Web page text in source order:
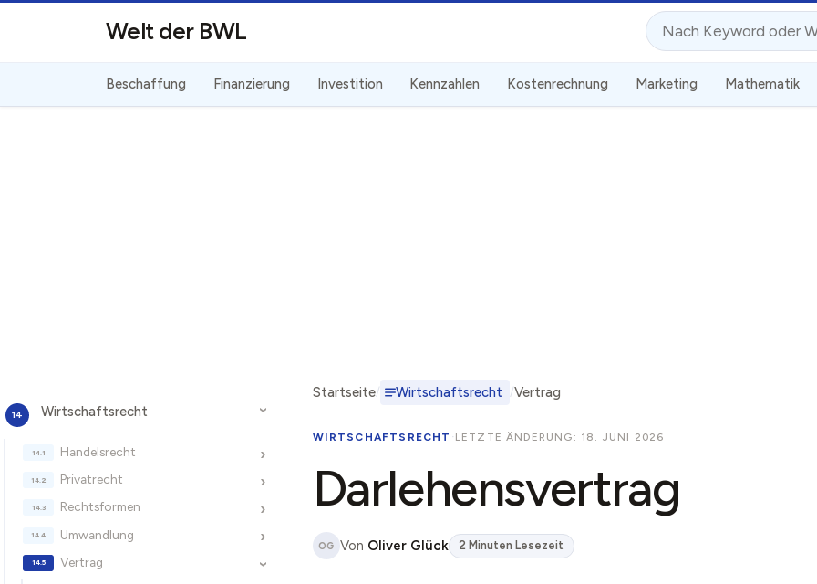
Welt der BWL Suche
Beschaffung Finanzierung Investition Kennzahlen Kostenrechnung Marketing Mathematik
›
Wirtschaftsrecht
›
Handelsrecht
›
Privatrecht
›
Rechtsformen
›
Umwandlung
›
Vertrag
Startseite Wirtschaftsrecht Vertrag
WIRTSCHAFTSRECHT · LETZTE ÄNDERUNG: 18. JUNI 2026
Darlehensvertrag
OG Von Oliver Glück 2 Minuten Lesezeit